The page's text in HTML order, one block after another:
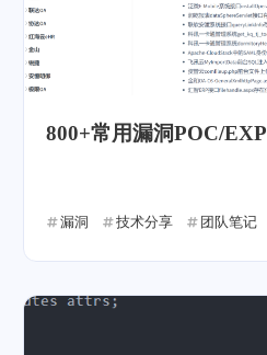
800+常用漏洞POC/EXP
漏洞 技术分享 团队笔记